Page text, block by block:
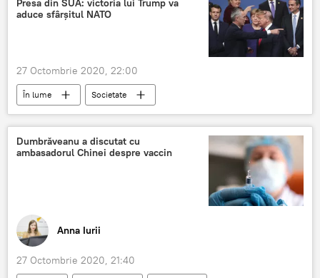
Presa din SUA: victoria lui Trump va
aduce sfârșitul NATO
27 Octombrie 2020, 22:00
În lume
Societate
Relații internaționale
Victorie
Trump
Sfârșit
Nato
Dumbrăveanu a discutat cu
ambasadorul Chinei despre vaccin
Anna Iurii
27 Octombrie 2020, 21:40